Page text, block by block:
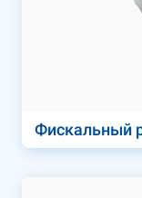
Фискальный